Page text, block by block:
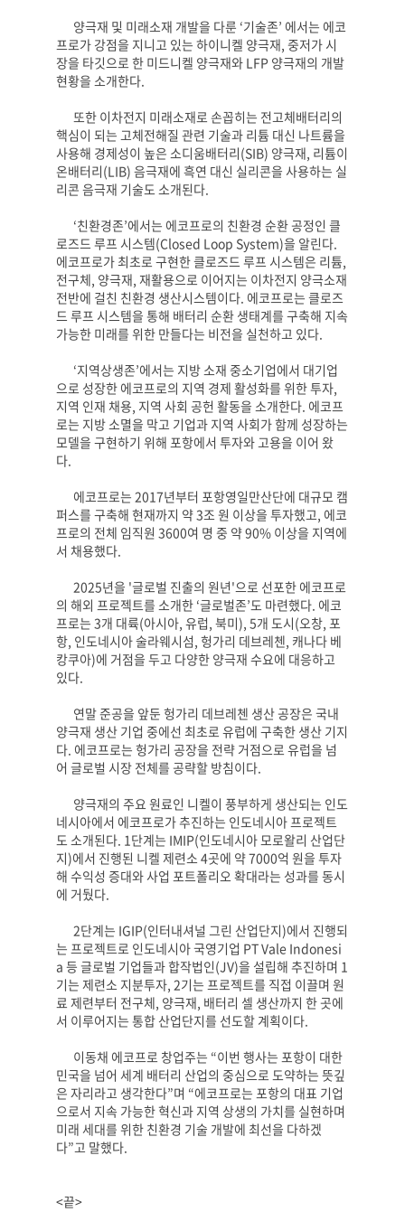
양극재 및 미래소재 개발을 다룬 ‘기술존’ 에서는 에코
프로가 강점을 지니고 있는 하이니켈 양극재 ,중저가 시
장을 타깃으로 한 미드니켈 양극재와 LFP 양극재의 개발
현황을 소개한다
또한 이차전지 미래소재로 손꼽히는 전고체배터리의
핵심이 되는 고체전해질 관련 기술과 리튬 대신 나트륨을
사용해 경제성이 높은 소디움배터리(SIB) 양극재 리튬이
온배터리(LIB)음극재에 흑연 대신 실리콘을 사용하는 실
리콘 음극재 기술도 소개된다
‘친환경존’에서는 에코프로의 친환경 순환 공정인 클
로즈드 루프 시스템(Closed Loop System)을 알린다
에코프로가 최초로 구현한 클로즈드 루프 시스템은 리튬
전구체 양극재 ,재활용으로 이어지는 이차전지 양극소재
전반에 걸친 친환경 생산시스템이다 에코프로는 클로즈
드 루프 시스템을 통해 배터리 순환 생태계를 구축해 지속
가능한 미래를 위한 만들다는 비전을 실천하고 있다
‘지역상생존’에서는 지방 소재 중소기업에서 대기업
으로 성장한 에코프로의 지역 경제 활성화를 위한 투자
지역 인재 채용 지역 사회 공헌 활동을 소개한다 에코프
로는 지방 소멸을 막고 기업과 지역 사회가 함께 성장하는
모델을 구현하기 위해 포항에서 투자와 고용을 이어 왔
다
에코프로는 2017년부터 포항영일만산단에 대규모 캠
퍼스를 구축해 현재까지 약 3조 원 이상을 투자했고 에코
프로의 전체 임직원 3600여 명 중 약90% 이상을 지역에
서 채용했다
2025년을 '글로벌 진출의 원년'으로 선포한 에코프로
의 해외 프로젝트를 소개한 ‘글로벌존’도 마련했다 에코
프로는 3개 대륙(아시아 ,유럽 ,북미), 5개 도시(오창 포
항 인도네시아 술라웨시섬 ,헝가리 데브레첸 캐나다 베
캉쿠아)에 거점을 두고 다양한 양극재 수요에 대응하고
있다
연말 준공을 앞둔 헝가리 데브레첸 생산 공장은 국내
양극재 생산 기업 중에선 최초로 유럽에 구축한 생산 기지
다 에코프로는 헝가리 공장을 전략 거점으로 유럽을 넘
어 글로벌 시장 전체를 공략할 방침이다
양극재의 주요 원료인 니켈이 풍부하게 생산되는 인도
네시아에서 에코프로가 추진하는 인도네시아 프로젝트
도 소개된다 . 1 단계는 IMIP(인도네시아 모로왈리 산업단
지)에서 진행된 니켈 제련소 4곳에 약7000억 원을 투자
해 수익성 증대와 사업 포트폴리오 확대라는 성과를 동시
에 거뒀다
2단계는 IGIP(인터내셔널 그린 산업단지)에서 진행되
는 프로젝트로 인도네시아 국영기업 PT Vale Indonesi
a등 글로벌 기업들과 합작법인(JV)을 설립해 추진하며 1
기는 제련소 지분투자 , 2기는 프로젝트를 직접 이끌며 원
료 제련부터 전구체 양극재 배터리 셀 생산까지 한 곳에
서 이루어지는 통합 산업단지를 선도할 계획이다
이동채 에코프로 창업주는 “이번 행사는 포항이 대한
민국을 넘어 세계 배터리 산업의 중심으로 도약하는 뜻깊
은 자리라고 생각한다”며 “에코프로는 포항의 대표 기업
으로서 지속 가능한 혁신과 지역 상생의 가치를 실현하며
미래 세대를 위한 친환경 기술 개발에 최선을 다하겠
다”고 말했다
<끝>